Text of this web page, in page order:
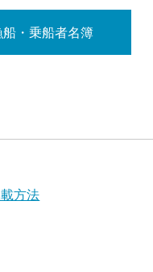
船・乗船者名簿
方法